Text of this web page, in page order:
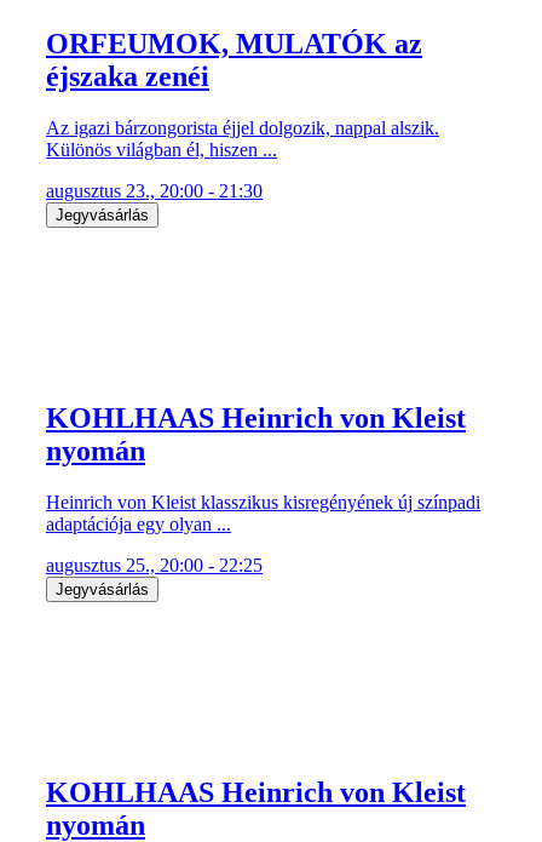
ORFEUMOK, MULATÓK az
éjszaka zenéi
Az igazi bárzongorista éjjel dolgozik, nappal alszik.
Különös világban él, hiszen ...
augusztus 23., 20:00 - 21:30
Jegyvásárlás
KOHLHAAS Heinrich von Kleist
nyomán
Heinrich von Kleist klasszikus kisregényének új színpadi
adaptációja egy olyan ...
augusztus 25., 20:00 - 22:25
Jegyvásárlás
KOHLHAAS Heinrich von Kleist
nyomán